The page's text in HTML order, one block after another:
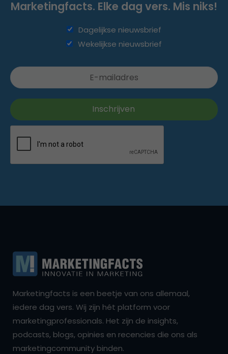
Marketingfacts. Elke dag vers. Mis niks!
Dagelijkse nieuwsbrief
Wekelijkse nieuwsbrief
Marketingfacts is een beetje van ons allemaal,
iedere dag vers. Wij zijn hét platform voor
marketingprofessionals. Het zijn de insights,
podcasts, blogs, opinies en recencies die ons als
marketingcommunity binden.